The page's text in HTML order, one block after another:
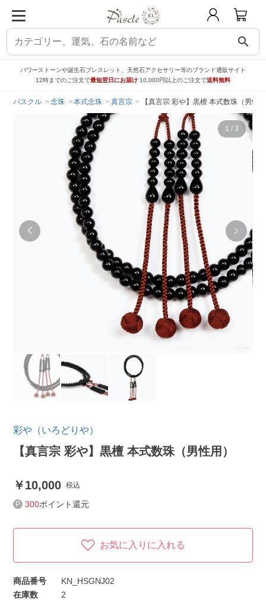
search
パワーストーンや誕生石ブレスレット、天然石アクセサリー等のブランド通販サイト
12時までのご注文で最短翌日にお届け 10,000円以上のご注文で送料無料
パスクル 念珠 本式念珠 真言宗 【真言宗 彩や】黒檀 本式数珠（男性
1 / 3
彩や（いろどりや）
【真言宗 彩や】黒檀 本式数珠（男性用）
10,000 税込
300ポイント還元
お気に入りに入れる
商品番号
KN_HSGNJ02
在庫数
2